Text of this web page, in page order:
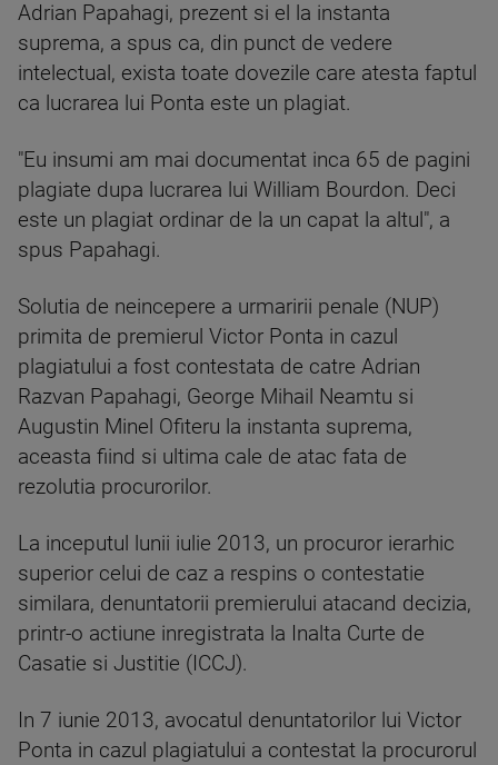
Adrian Papahagi, prezent si el la instanta
suprema, a spus ca, din punct de vedere
intelectual, exista toate dovezile care atesta faptul
ca lucrarea lui Ponta este un plagiat.
"Eu insumi am mai documentat inca 65 de pagini
plagiate dupa lucrarea lui William Bourdon. Deci
este un plagiat ordinar de la un capat la altul", a
spus Papahagi.
Solutia de neincepere a urmaririi penale (NUP)
primita de premierul Victor Ponta in cazul
plagiatului a fost contestata de catre Adrian
Razvan Papahagi, George Mihail Neamtu si
Augustin Minel Ofiteru la instanta suprema,
aceasta fiind si ultima cale de atac fata de
rezolutia procurorilor.
La inceputul lunii iulie 2013, un procuror ierarhic
superior celui de caz a respins o contestatie
similara, denuntatorii premierului atacand decizia,
printr-o actiune inregistrata la Inalta Curte de
Casatie si Justitie (ICCJ).
In 7 iunie 2013, avocatul denuntatorilor lui Victor
Ponta in cazul plagiatului a contestat la procurorul